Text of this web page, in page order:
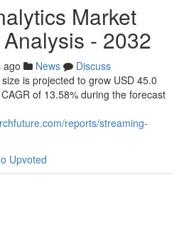
Market
- 2032
ago News
Discuss
is projected to grow USD 45.0
of 13.58% during the forecast
reports/streaming-
Upvoted